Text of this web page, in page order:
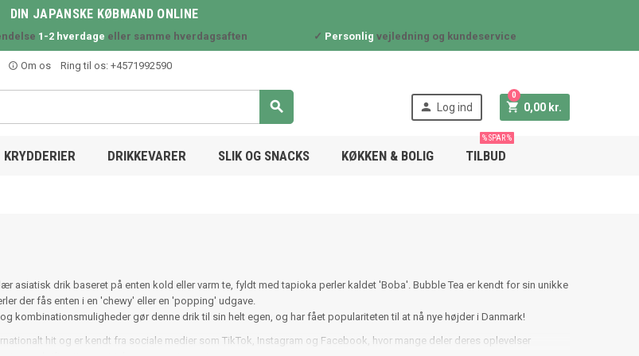
DIN JAPANSKE KØBMAND ONLINE
1-2 hverdage eller samme hverdagsaften ✓ Personlig vejledning og kundeservice
info_outline Om os Ring til os: +4571992590
  Log ind  0,00 kr.
0
KRYDDERIER DRIKKEVARER SLIK OG SNACKS KØKKEN & BOLIG TILBUD
% SPAR %
asiatisk drik baseret på enten kold eller varm te, fyldt med tapioka perler kaldet 'Boba'. Bubble Tea er kendt for sin unikke
der fås enten i en 'chewy' eller en 'popping' udgave.
kombinationsmuligheder gør denne drik til sin helt egen, og har fået populariteten til at nå nye højder i Danmark!
hit og er kendt fra sociale medier som TikTok, Instagram og Facebook, hvor mange deler deres oplevelser